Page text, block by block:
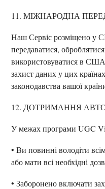
11. МІЖНАРОДНА
Наш Сервіс розміщено у
передаватися,
використовуватися в
захист даних у цих
законодавства вашої
12. ДОТРИМАННЯ
У межах програми UGC
• Ви повинні володіти
або мати всі необхідні
• Заборонено включати